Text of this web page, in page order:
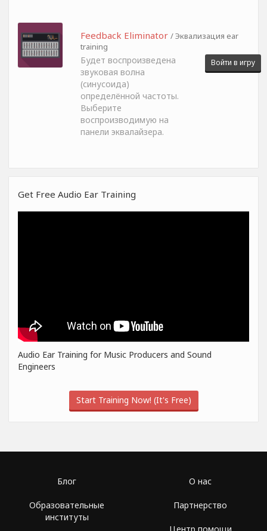
Feedback Eliminator / Эквализация ear
training
Будет воспроизведена
звуковая волна
(синусоида)
определённой частоты.
Выберите
воспроизводимую на
панели эквалайзера.
Войти в игру
Get Free Audio Ear Training
Audio Ear Training for Music Producers and Sound
Engineers
Start Training Now! (It's Free)
Блог
Образовательные
институты
О нас
Партнерство